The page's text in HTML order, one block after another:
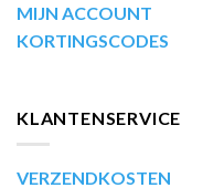
MIJN ACCOUNT
KORTINGSCODES
KLANTENSERVICE
VERZENDKOSTEN